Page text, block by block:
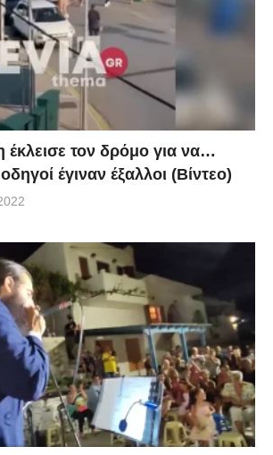
τον δρόμο για να…
έγιναν έξαλλοι (Βίντεο)